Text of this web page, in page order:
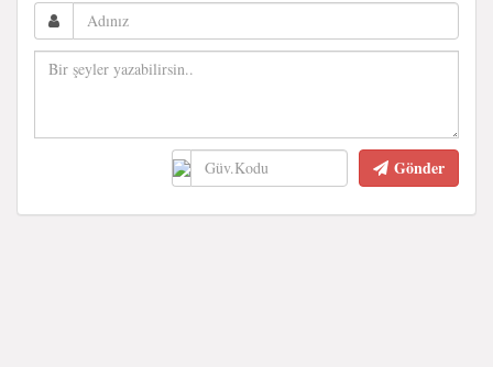
Gönder